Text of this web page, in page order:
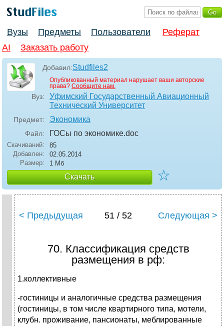
Вузы Предметы Пользователи
Реферат
AI
Заказать работу
Добавил:Studfiles2
Опубликованный материал нарушает ваши авторские
права? Сообщите нам.
Вуз:
Уфимский Государственный Авиационный
Технический Университет
Предмет: Экономика
Файл: ГОСы по экономике.doc
Скачиваний:
85
Добавлен:
02.05.2014
Размер:
1 Мб
Скачать ☆
< Предыдущая 51 / 52 Следующая >
70. Классификация средств
размещения в рф:
1.коллективные
-гостиницы и аналогичные средства размещения
(гостиницы, в том числе квартирного типа, мотели,
клубн. проживание, пансионаты, меблированные